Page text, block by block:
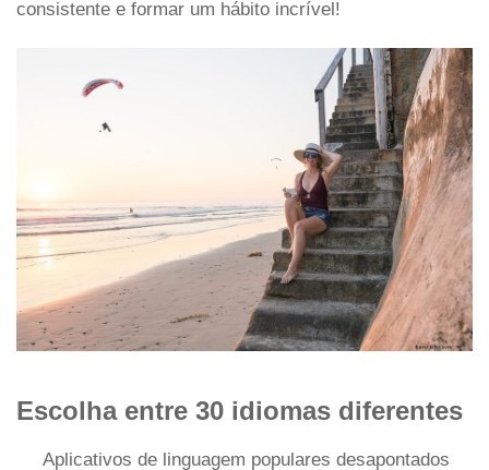
consistente e formar um hábito incrível!
Escolha entre 30 idiomas diferentes
Aplicativos de linguagem populares desapontados